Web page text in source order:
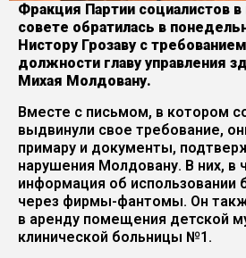
Фракция Партии социалистов
совете обратилась в
Нистору Грозаву с
должности главу управления
Михая Молдовану.
Вместе с письмом, в котором
выдвинули свое требование,
примару и документы,
нарушения Молдовану. В них, в
информация об использовании
через фирмы-фантомы. Он
в аренду помещения детской
клинической больницы №1.